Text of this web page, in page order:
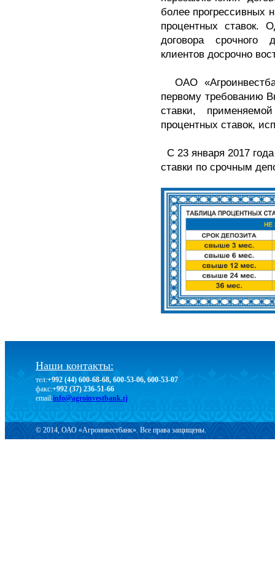
более прогрессивных
процентных ставок.
договора срочного
клиентов досрочно
ОАО
первому требованию
ставки,
процентных ставок,
С 23 января 2017
ставки по срочным
Наши контакты:
тел:+992 (44) 600-68-68, 600-53-06, 600-53-07
факс:+992 (37) 236-51-66
email:info@agroinvestbank.tj
© 2014, ОАО «Агроинвестбанк». Все права защищены.